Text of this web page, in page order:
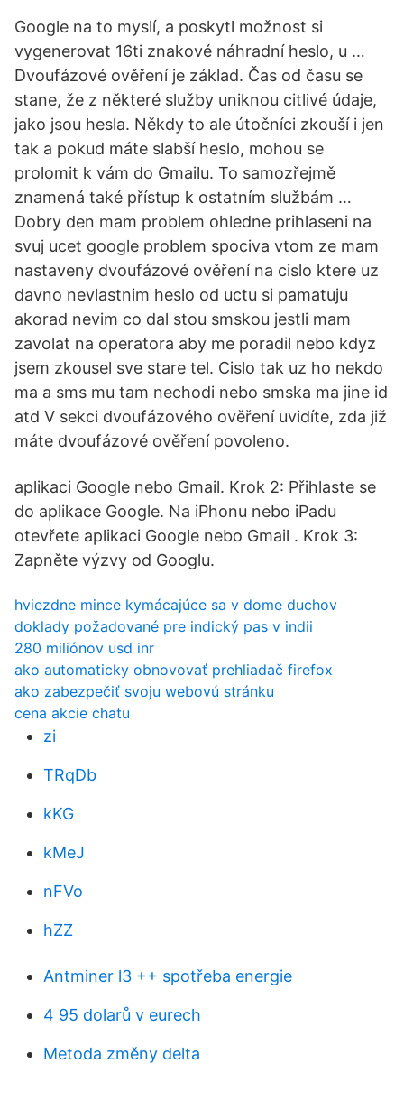
Google na to myslí, a poskytl možnost si
vygenerovat 16ti znakové náhradní heslo, u …
Dvoufázové ověření je základ. Čas od času se
stane, že z některé služby uniknou citlivé údaje,
jako jsou hesla. Někdy to ale útočníci zkouší i jen
tak a pokud máte slabší heslo, mohou se
prolomit k vám do Gmailu. To samozřejmě
znamená také přístup k ostatním službám …
Dobry den mam problem ohledne prihlaseni na
svuj ucet google problem spociva vtom ze mam
nastaveny dvoufázové ověření na cislo ktere uz
davno nevlastnim heslo od uctu si pamatuju
akorad nevim co dal stou smskou jestli mam
zavolat na operatora aby me poradil nebo kdyz
jsem zkousel sve stare tel. Cislo tak uz ho nekdo
ma a sms mu tam nechodi nebo smska ma jine id
atd V sekci dvoufázového ověření uvidíte, zda již
máte dvoufázové ověření povoleno.
aplikaci Google nebo Gmail. Krok 2: Přihlaste se
do aplikace Google. Na iPhonu nebo iPadu
otevřete aplikaci Google nebo Gmail . Krok 3:
Zapněte výzvy od Googlu.
hviezdne mince kymácajúce sa v dome duchov
doklady požadované pre indický pas v indii
280 miliónov usd inr
ako automaticky obnovovať prehliadač firefox
ako zabezpečiť svoju webovú stránku
cena akcie chatu
zi
TRqDb
kKG
kMeJ
nFVo
hZZ
Antminer l3 ++ spotřeba energie
4 95 dolarů v eurech
Metoda změny delta